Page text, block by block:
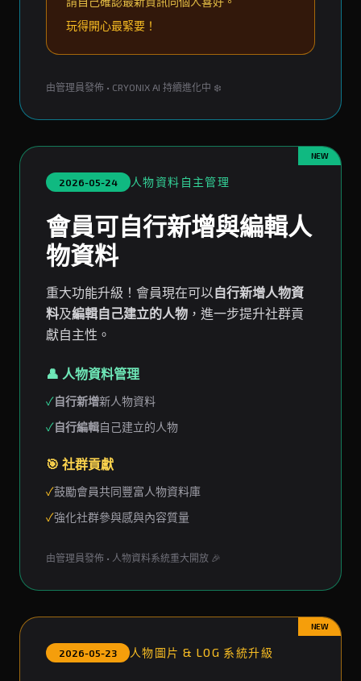
玩得開心最緊要！
由管理員發佈 • CRYONIX AI 持續進化中 ❄️
NEW
2026-05-24 人物資料自主管理
會員可自行新增與編輯人
物資料
重大功能升級！會員現在可以自行新增人物資
料及編輯自己建立的人物 ，進一步提升社群貢
獻自主性。
👤 人物資料管理
✓自行新增新人物資料
✓自行編輯自己建立的人物
🎯 社群貢獻
✓鼓勵會員共同豐富人物資料庫
✓強化社群參與感與內容質量
由管理員發佈 • 人物資料系統重大開放 🎉
NEW
2026-05-23 人物圖片 & LOG 系統升級